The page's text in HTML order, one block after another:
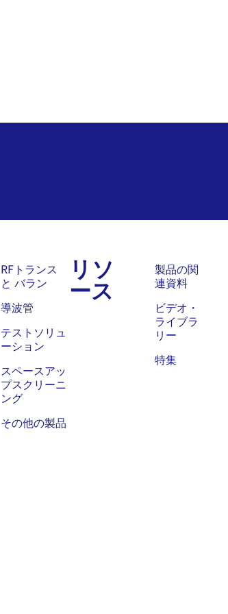
RFトランス
と バラン
導波管
テストソリュ
ーション
スペースアッ
プスクリーニ
ング
その他の製品
リソ
ース
製品の関
連資料
ビデオ・
ライブラ
リー
特集